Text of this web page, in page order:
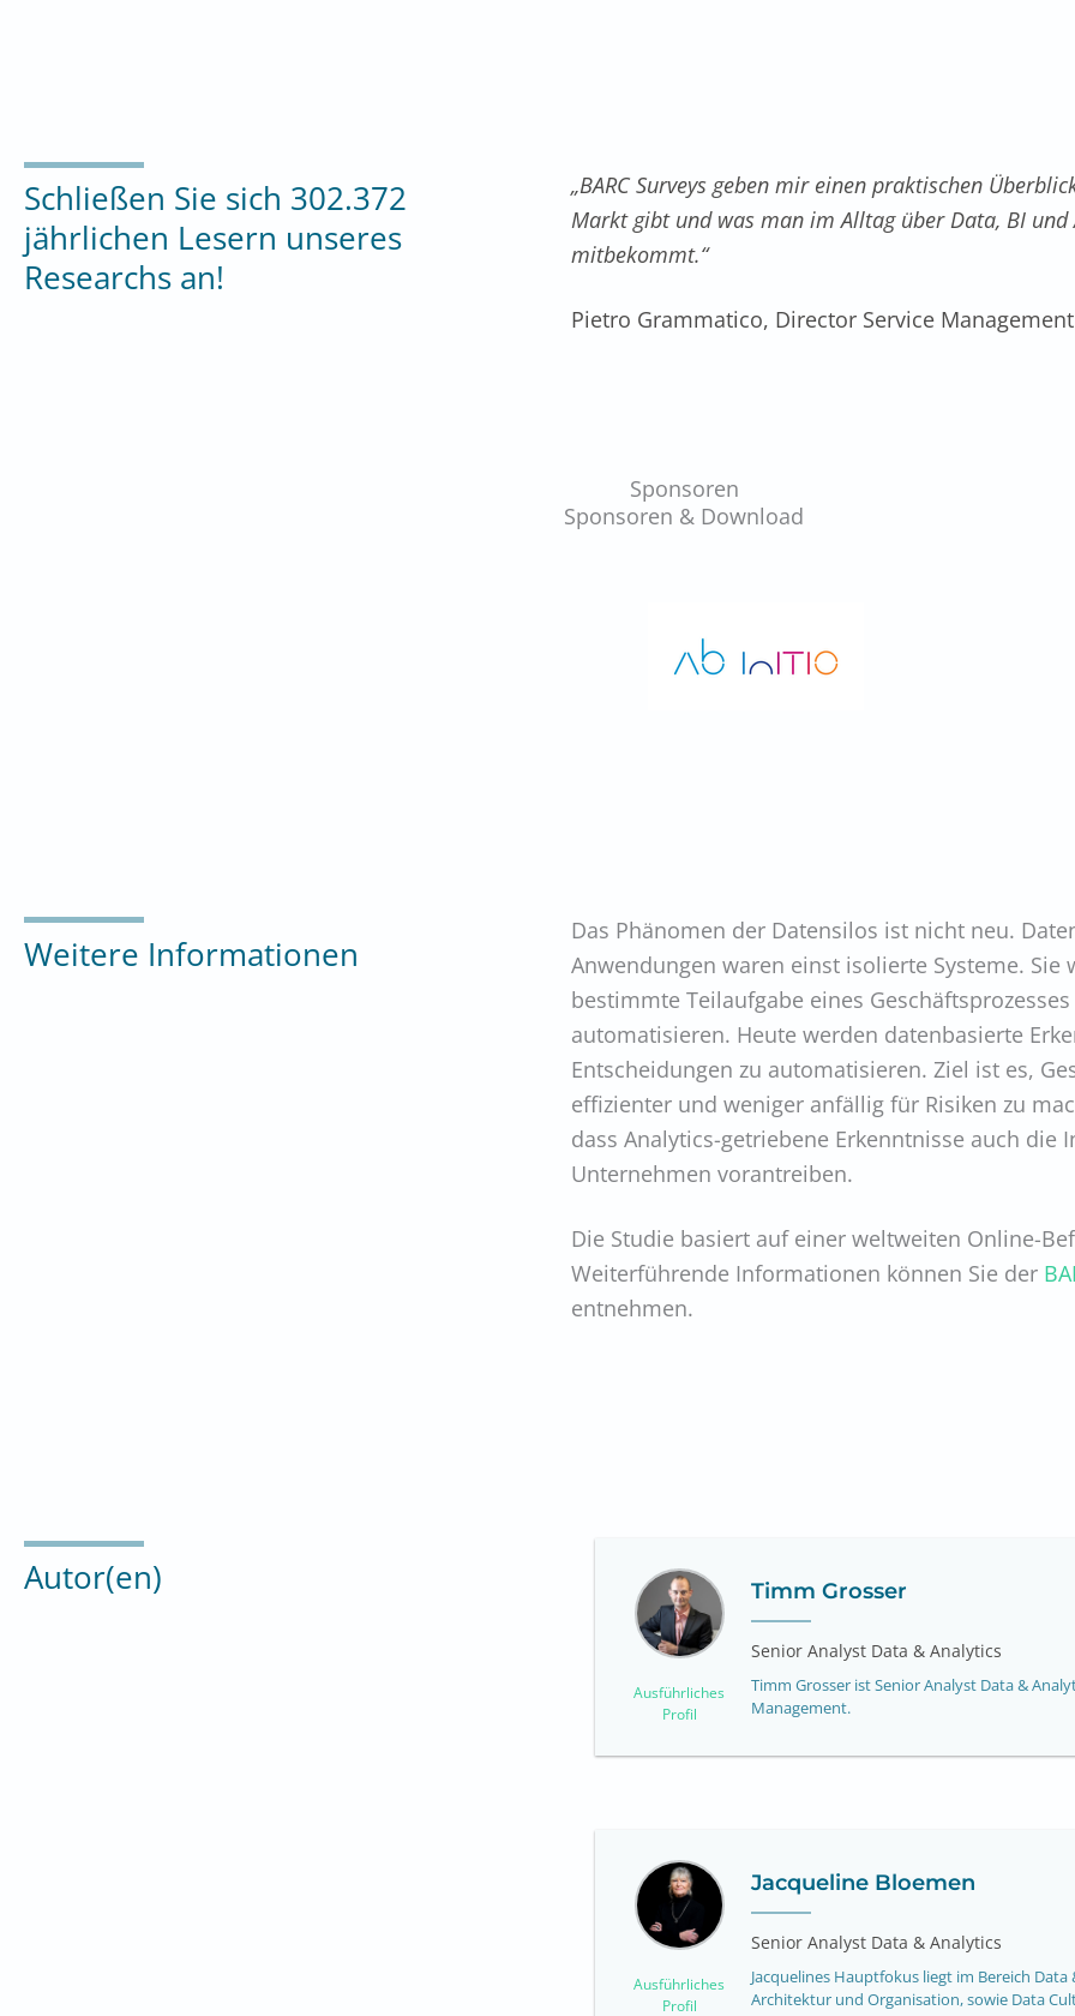
Schließen Sie sich 302.372
jährlichen Lesern unseres
Researchs an!
„BARC Surveys geben mir einen praktischen
Markt gibt und was man im Alltag über Data, BI und
mitbekommt.“
Pietro Grammatico, Director Service
Sponsoren
Sponsoren & Download
Weitere Informationen
Das Phänomen der Datensilos ist nicht neu.
Anwendungen waren einst isolierte Systeme. Sie
bestimmte Teilaufgabe eines
automatisieren. Heute werden datenbasierte
Entscheidungen zu automatisieren. Ziel ist es,
effizienter und weniger anfällig für Risiken zu
dass Analytics-getriebene Erkenntnisse auch die
Unternehmen vorantreiben.
Die Studie basiert auf einer weltweiten Online-
Weiterführende Informationen können Sie der
entnehmen.
Autor(en)
Ausführliches
Profil
Timm Grosser
Senior Analyst Data & Analytics
Timm Grosser ist Senior Analyst Data &
Management.
Ausführliches
Profil
Jacqueline Bloemen
Senior Analyst Data & Analytics
Jacquelines Hauptfokus liegt im Bereich Data
Architektur und Organisation, sowie Data